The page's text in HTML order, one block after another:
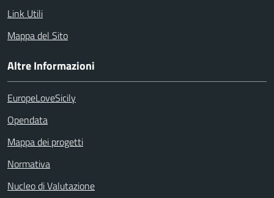
Link Utili
Mappa del Sito
Altre Informazioni
EuropeLoveSicily
Opendata
Mappa dei progetti
Normativa
Nucleo di Valutazione